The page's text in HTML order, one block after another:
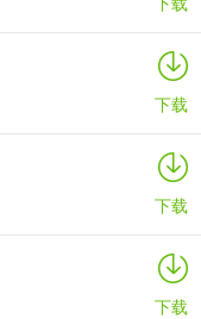
与孩子感受欢乐的过程。
的挑战才能赢得比赛。
都是可以来定位，各个版
下载
下载
下载